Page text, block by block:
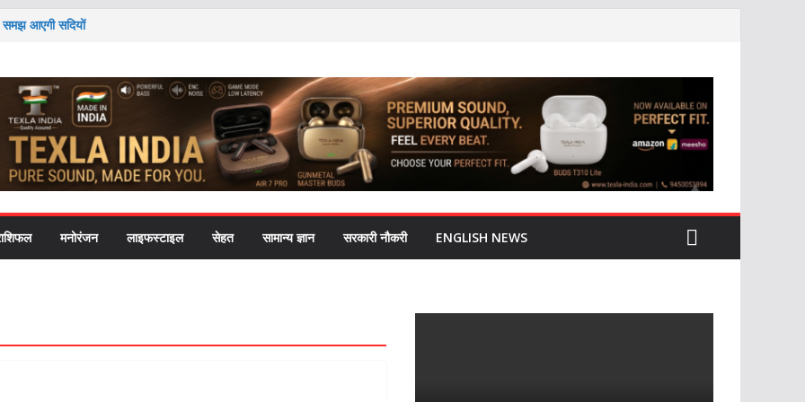
आएगी सदियों
ने राष्ट्रपति-
को लेकर
की चिंता ने पोते को
मनोरंजन लाइफस्टाइल सेहत सामान्य ज्ञान सरकारी नौकरी ENGLISH NEWS